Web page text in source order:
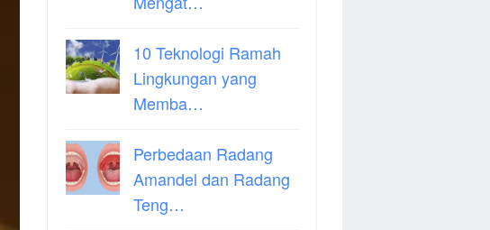
10 Teknologi Ramah
Lingkungan yang
Memba…
Perbedaan Radang
Amandel dan Radang
Teng…